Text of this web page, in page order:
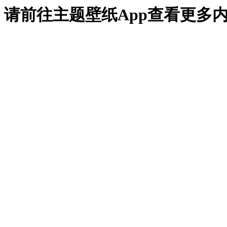
请前往主题壁纸App查看更多